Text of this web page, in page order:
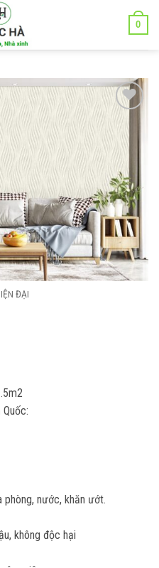
0
Add to
wishlist
ĐẠI
nước, khăn ướt.
không độc hại